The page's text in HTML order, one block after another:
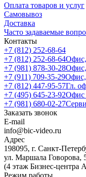
Оплата товаров и услуг
Самовывоз
Доставка
Часто задаваемые
Контакты
+7 (812) 252-68-64
+7 (812) 252-68-64
+7 (981) 878-30-28
+7 (911) 709-35-29
+7 (812) 447-95-57Гл.
+7 (495) 645-23-92Офис
+7 (981) 680-02-27
Заказать звонок
E-mail
info@bic-video.ru
Адрес
198095, г. Санкт-
ул. Маршала Говорова,
(4 этаж Бизнес-центра
Режим работы